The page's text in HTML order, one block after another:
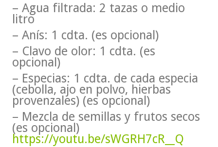
– Agua filtrada: 2 tazas o medio
litro
– Anís: 1 cdta. (es opcional)
– Clavo de olor: 1 cdta. (es
opcional)
– Especias: 1 cdta. de cada especia
(cebolla, ajo en polvo, hierbas
provenzales) (es opcional)
– Mezcla de semillas y frutos secos
(es opcional)
https://youtu.be/sWGRH7cR__Q